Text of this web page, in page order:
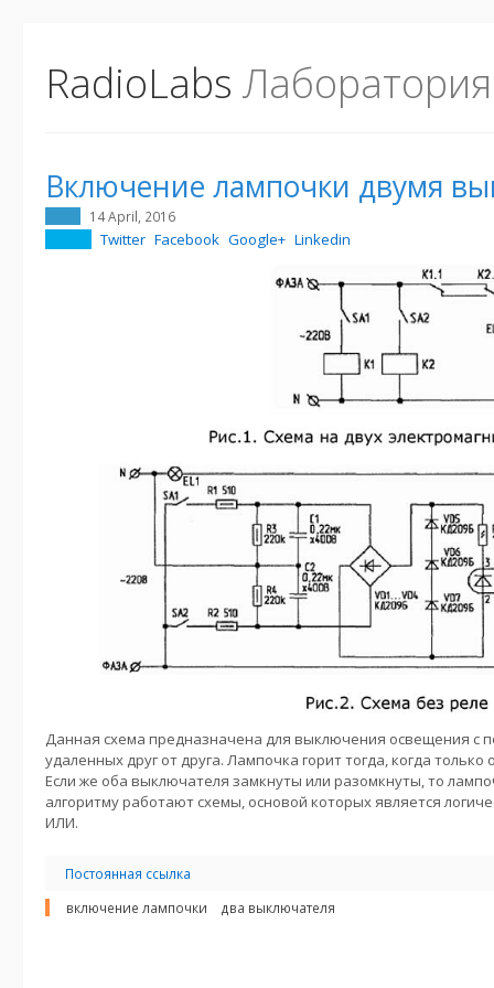
RadioLabs
Включение лампочки двумя
14 April, 2016
Twitter Facebook Google+ Linkedin
Данная схема предназначена для выключения освещения с
удаленных друг от друга. Лампочка горит тогда, когда
Если же оба выключателя замкнуты или разомкнуты, то
алгоритму работают схемы, основой которых является
ИЛИ.
Постоянная ссылка
включение лампочки
два выключателя